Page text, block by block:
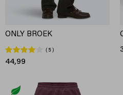
ONLY BROEK
5
44,99